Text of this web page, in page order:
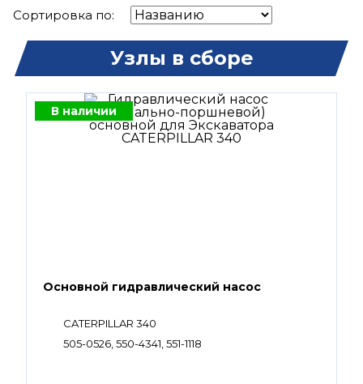
Сортировка по:
Узлы в сборе
В наличии
Основной гидравлический насос
CATERPILLAR 340
505-0526, 550-4341, 551-1118